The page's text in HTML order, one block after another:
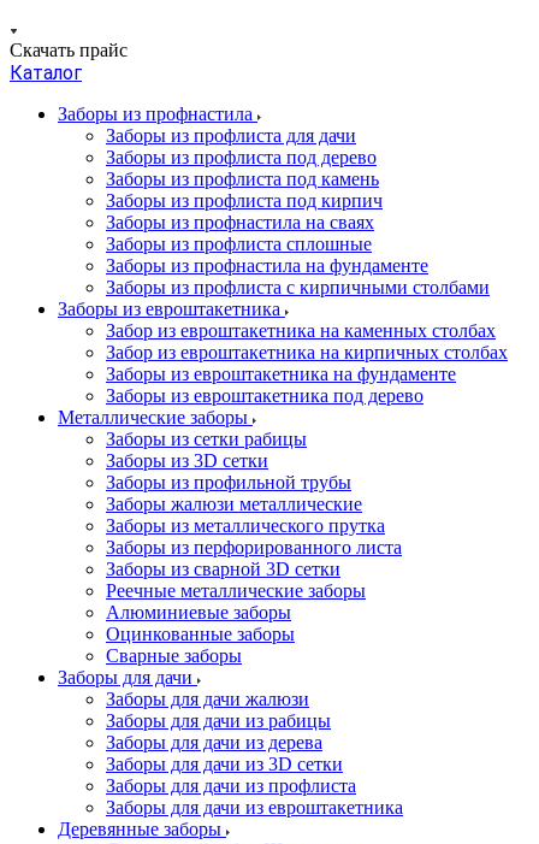
Скачать прайс
Каталог
Заборы из профнастила
Заборы из профлиста для дачи
Заборы из профлиста под дерево
Заборы из профлиста под камень
Заборы из профлиста под кирпич
Заборы из профнастила на сваях
Заборы из профлиста сплошные
Заборы из профнастила на фундаменте
Заборы из профлиста с кирпичными столбами
Заборы из евроштакетника
Забор из евроштакетника на каменных столбах
Забор из евроштакетника на кирпичных столбах
Заборы из евроштакетника на фундаменте
Заборы из евроштакетника под дерево
Металлические заборы
Заборы из сетки рабицы
Заборы из 3D сетки
Заборы из профильной трубы
Заборы жалюзи металлические
Заборы из металлического прутка
Заборы из перфорированного листа
Заборы из сварной 3D сетки
Реечные металлические заборы
Алюминиевые заборы
Оцинкованные заборы
Сварные заборы
Заборы для дачи
Заборы для дачи жалюзи
Заборы для дачи из рабицы
Заборы для дачи из дерева
Заборы для дачи из 3D сетки
Заборы для дачи из профлиста
Заборы для дачи из евроштакетника
Деревянные заборы